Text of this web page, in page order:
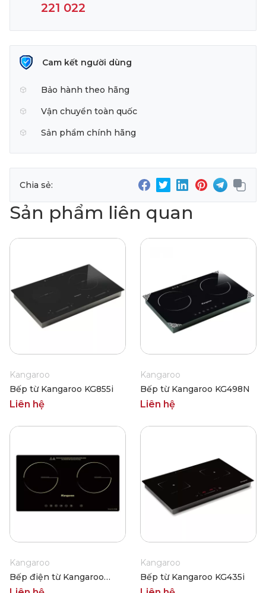
221 022
Cam kết người dùng
Bảo hành theo hãng
Vận chuyển toàn quốc
Sản phẩm chính hãng
Chia sẻ:
Sản phẩm liên quan
Kangaroo
Bếp từ Kangaroo KG855i
Liên hệ
Kangaroo
Bếp từ Kangaroo KG498N
Liên hệ
Kangaroo
Bếp điện từ Kangaroo
KG499N
Kangaroo
Bếp từ Kangaroo KG435i